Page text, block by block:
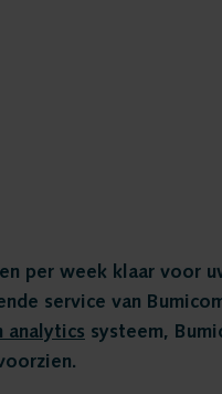
Over
per week klaar voor
service van
analytics systeem,